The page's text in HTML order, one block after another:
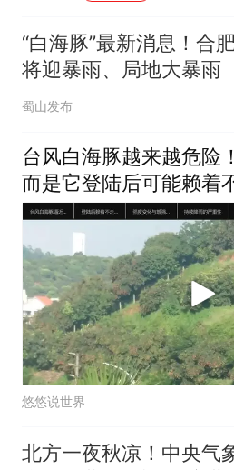
“白海豚”最新消息！合
将迎暴雨、局地大暴雨
蜀山发布
台风白海豚越来越危险
而是它登陆后可能赖着
悠悠说世界
北方一夜秋凉！中央气